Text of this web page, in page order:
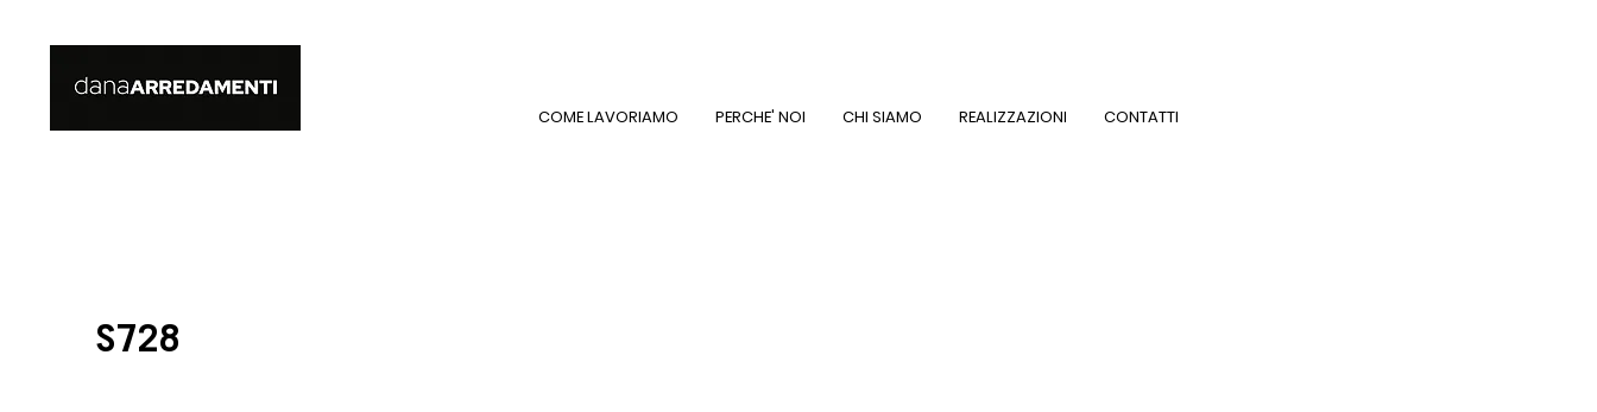
COME LAVORIAMO PERCHE' NOI CHI SIAMO REALIZZAZIONI CONTATTI
S728